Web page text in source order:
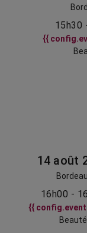
15h30
{{
14 août
16h00 -
{{
Beauté